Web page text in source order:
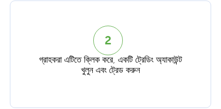
2
গ্রাহকরা এটিতে ক্লিক করে, একটি ট্রেডিং অ্যাকাউন্ট
খুলুন এবং ট্রেড করুন